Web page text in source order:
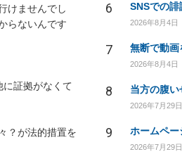
けませんでし
らないんです
証拠がなくて
？が法的措置を
6
2026年8月4日
7
2026年8月4日
8
2026年7月29日
9
2026年7月29日